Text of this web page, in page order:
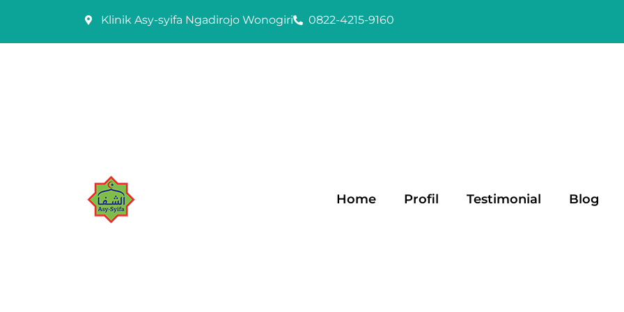
content
Klinik Asy-syifa Ngadirojo Wonogiri 0822-4215-9160
Home Profil Testimonial Blog